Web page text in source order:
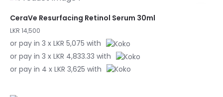
CeraVe Resurfacing Retinol Serum 30ml
LKR 14,500
or pay in 3 x LKR 5,075 with
or pay in 3 x LKR 4,833.33 with
or pay in 4 x LKR 3,625 with